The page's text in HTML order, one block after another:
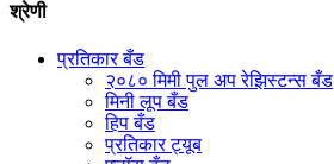
श्रेणी
प्रतिकार बँड
२०८० मिमी पुल अप रेझिस्टन्स बँड
मिनी लूप बँड
हिप बँड
प्रतिकार ट्यूब